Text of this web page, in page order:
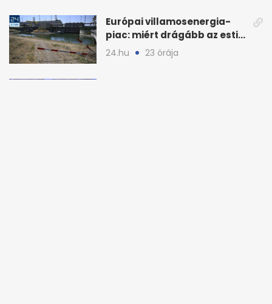
Európai villamosenergia-
piac: miért drágább az esti
áram Magyarországon
24.hu 23 órája